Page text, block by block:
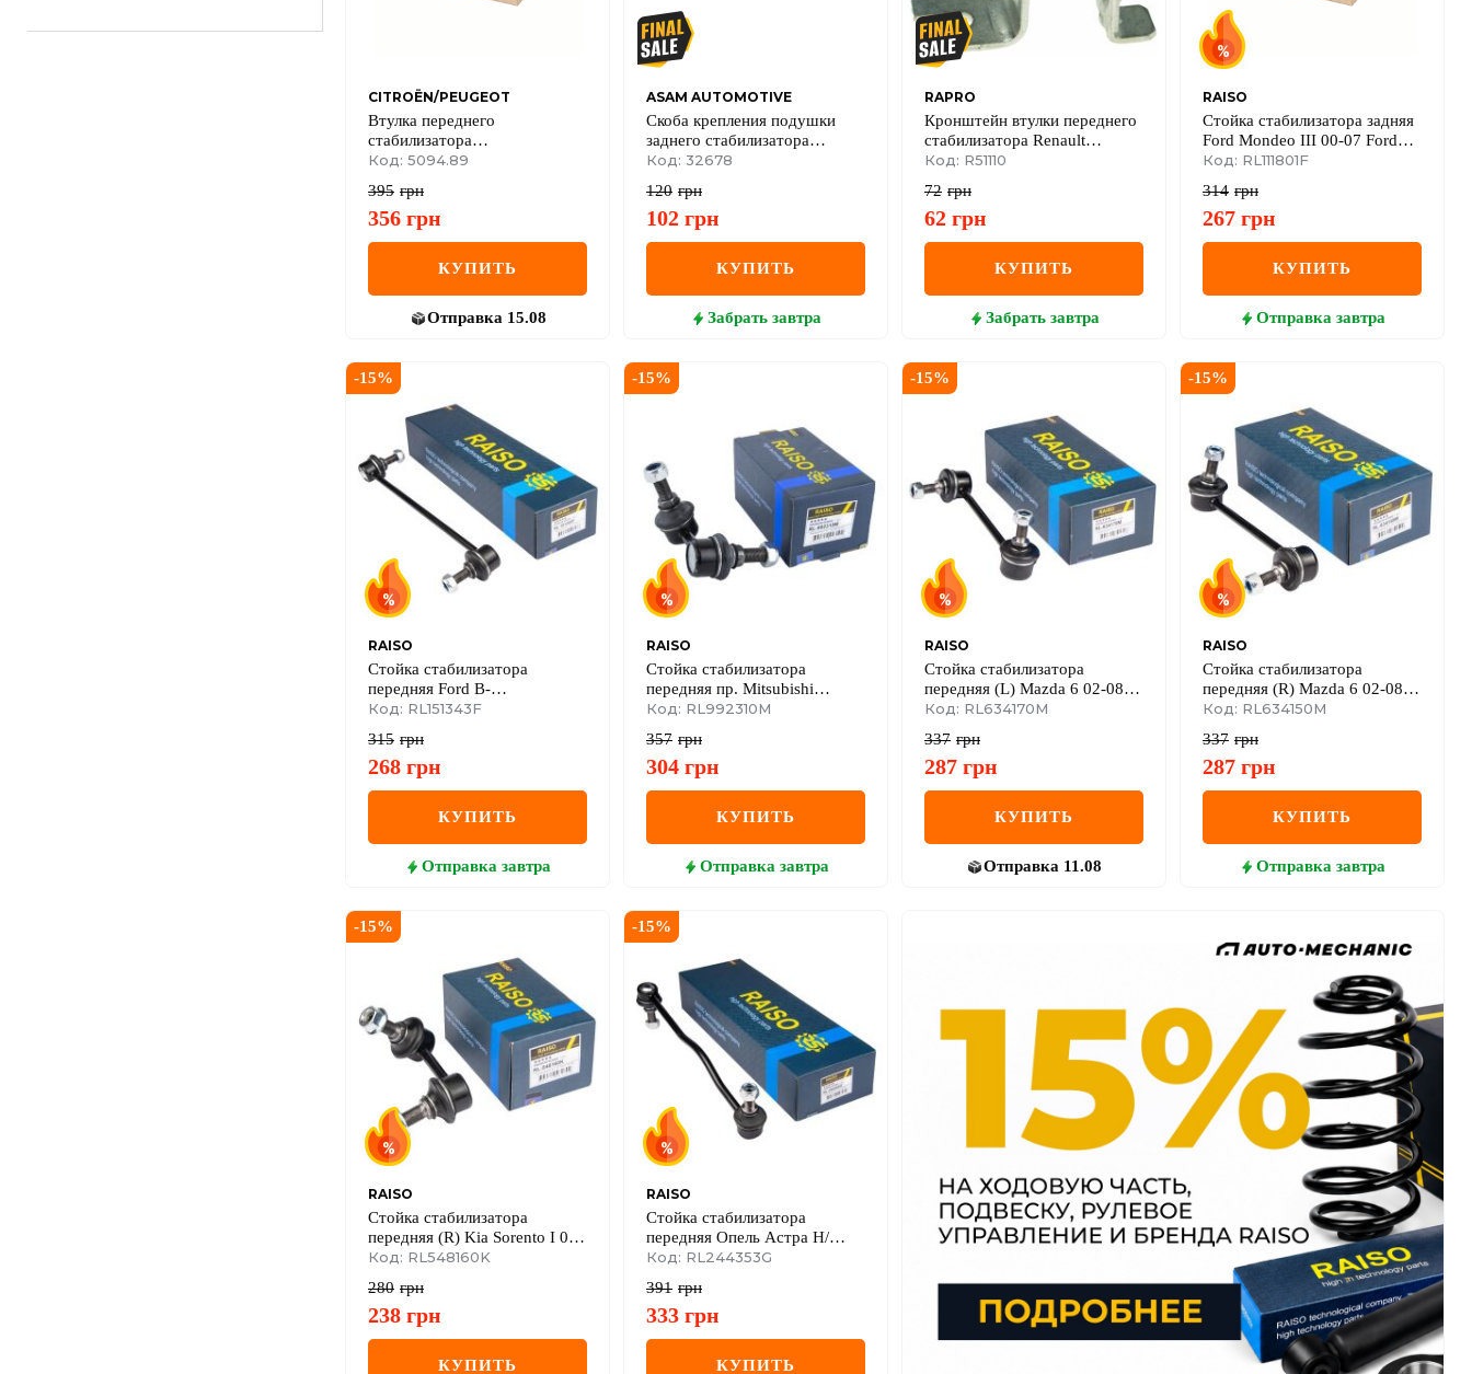
CITROËN/PEUGEOT
Втулка переднего
стабилизатора
3008/307/308/5008/C4/Berlingo/Partner
Код: 5094.89
395 грн
356 грн
КУПИТЬ
Отправка 15.08
ASAM AUTOMOTIVE
Скоба крепления подушки
заднего стабилизатора
(Хомут) Renault Duster I + II
Код: 32678
120 грн
102 грн
КУПИТЬ
Забрать завтра
RAPRO
Кронштейн втулки переднего
стабилизатора Renault
Megane II
Код: R51110
72 грн
62 грн
КУПИТЬ
Забрать завтра
RAISO
Стойка стабилизатора задняя
Ford Mondeo III 00-07 Ford
Mondeo III 00-07
Код: RL111801F
314 грн
267 грн
КУПИТЬ
Отправка завтра
-15%
RAISO
Стойка стабилизатора
передняя Ford B-
Max/Fiesta/Transit/Mazda 2 86-
Код: RL151343F
315 грн
268 грн
КУПИТЬ
Отправка завтра
-15%
RAISO
Стойка стабилизатора
передняя пр. Mitsubishi
L200/Pajero Sport II 04-
04-
Код: RL992310M
357 грн
304 грн
КУПИТЬ
Отправка завтра
-15%
RAISO
Стойка стабилизатора
передняя (L) Mazda 6 02-08
Mazda 6 02-08
Код: RL634170M
337 грн
287 грн
КУПИТЬ
Отправка 11.08
-15%
RAISO
Стойка стабилизатора
передняя (R) Mazda 6 02-08
Mazda 6 02-08
Код: RL634150M
337 грн
287 грн
КУПИТЬ
Отправка завтра
-15%
RAISO
Стойка стабилизатора
передняя (R) Kia Sorento I 02-
11
Код: RL548160K
280 грн
238 грн
КУПИТЬ
-15%
RAISO
Стойка стабилизатора
передняя Опель Астра H/
Зафира B 04-
Код: RL244353G
391 грн
333 грн
КУПИТЬ